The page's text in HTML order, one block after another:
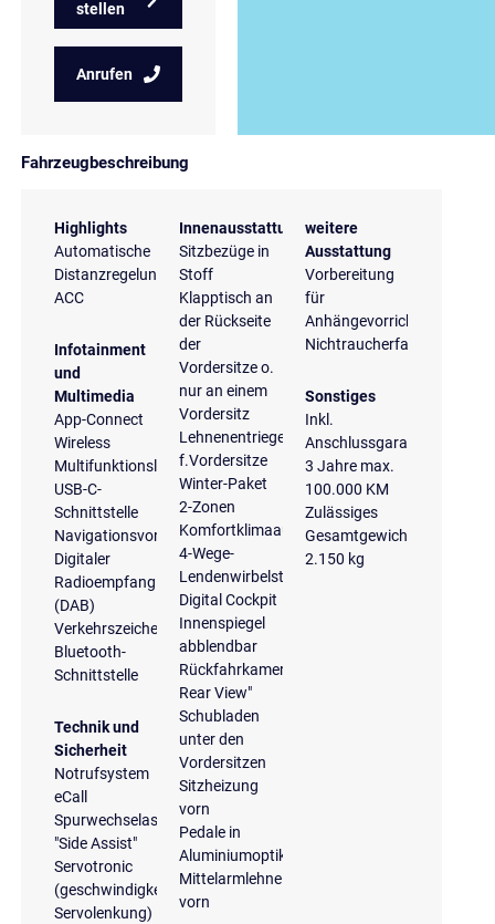
stellen
Anrufen
Fahrzeugbeschreibung
Highlights
Automatische
Distanzregelung
ACC
Infotainment
und
Multimedia
App-Connect
Wireless
Multifunktionslenkrad
USB-C-
Schnittstelle
Navigationsvorbereitung
Digitaler
Radioempfang
(DAB)
Verkehrszeichenerkennung
Bluetooth-
Schnittstelle
Technik und
Sicherheit
Notrufsystem
eCall
Spurwechselassistent
"Side Assist"
Servotronic
(geschwindigkeitsabhängige
Servolenkung)
Innenausstattung
Sitzbezüge in
Stoff
Klapptisch an
der Rückseite
der
Vordersitze o.
nur an einem
Vordersitz
Lehnenentriegelung
f.Vordersitze
Winter-Paket
2-Zonen
Komfortklimaautomatik
4-Wege-
Lendenwirbelstütze
Digital Cockpit
Innenspiegel
abblendbar
Rückfahrkamera
Rear View"
Schubladen
unter den
Vordersitzen
Sitzheizung
vorn
Pedale in
Aluminiumoptik
Mittelarmlehne
vorn
weitere
Ausstattung
Vorbereitung
für
Anhängevorrichtung
Nichtraucherfahrzeug
Sonstiges
Inkl.
Anschlussgarantie
3 Jahre max.
100.000 KM
Zulässiges
Gesamtgewicht
2.150 kg